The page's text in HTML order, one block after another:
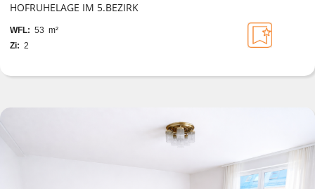
HOFRUHELAGE IM 5.BEZIRK
WFL: 53 m²
Zi: 2